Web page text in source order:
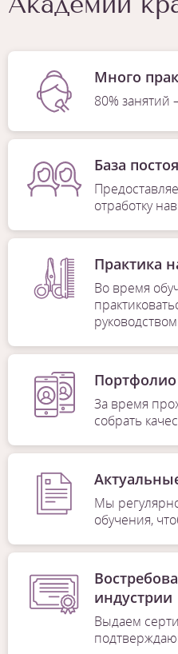
Много
80% занятий
База
отработку
Практика
Во время
Портфолио
За время
собрать
Мы
обучения,
индустрии
Выдаем